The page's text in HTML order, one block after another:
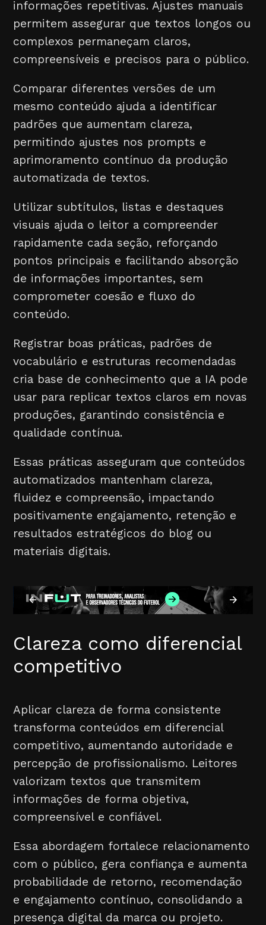
informações repetitivas. Ajustes manuais
permitem assegurar que textos longos ou
complexos permaneçam claros,
compreensíveis e precisos para o público.
Comparar diferentes versões de um
mesmo conteúdo ajuda a identificar
padrões que aumentam clareza,
permitindo ajustes nos prompts e
aprimoramento contínuo da produção
automatizada de textos.
Utilizar subtítulos, listas e destaques
visuais ajuda o leitor a compreender
rapidamente cada seção, reforçando
pontos principais e facilitando absorção
de informações importantes, sem
comprometer coesão e fluxo do
conteúdo.
Registrar boas práticas, padrões de
vocabulário e estruturas recomendadas
cria base de conhecimento que a IA pode
usar para replicar textos claros em novas
produções, garantindo consistência e
qualidade contínua.
Essas práticas asseguram que conteúdos
automatizados mantenham clareza,
fluidez e compreensão, impactando
positivamente engajamento, retenção e
resultados estratégicos do blog ou
materiais digitais.
Clareza como diferencial
competitivo
Aplicar clareza de forma consistente
transforma conteúdos em diferencial
competitivo, aumentando autoridade e
percepção de profissionalismo. Leitores
valorizam textos que transmitem
informações de forma objetiva,
compreensível e confiável.
Essa abordagem fortalece relacionamento
com o público, gera confiança e aumenta
probabilidade de retorno, recomendação
e engajamento contínuo, consolidando a
presença digital da marca ou projeto.